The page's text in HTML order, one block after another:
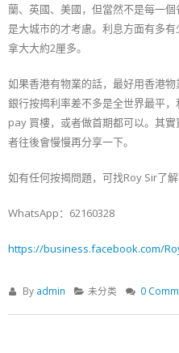
蘭、英國、美國，但當然不是每一
是大城市的才考慮。利息方面有多
拿大大約2厘多。
如果香港有物業的話，最好用香港
銀行按揭利率差不多是全世界最平
pay 買樓，或者做首期都可以。其
者往後會慢慢再分享一下。
如有任何按揭問題，可找Roy Sir了解
WhatsApp：62160328
https://business.facebook.com/
By admin 未分类 0